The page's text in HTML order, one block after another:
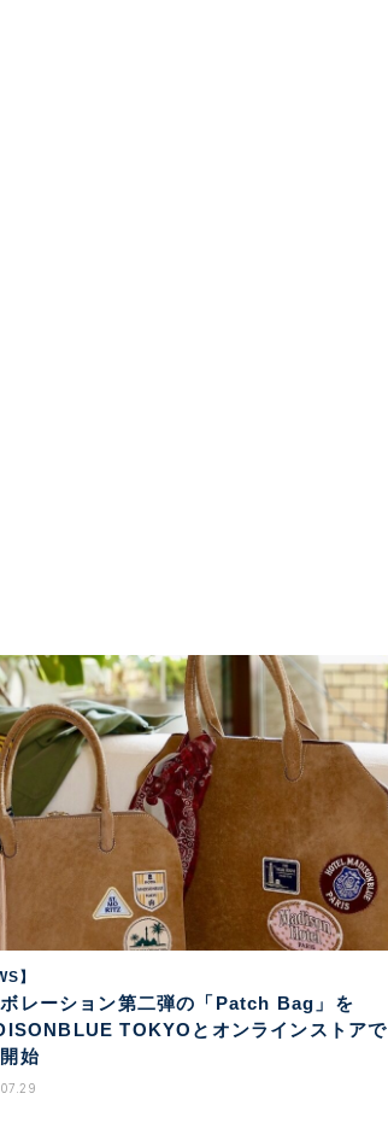
】
レーション第二弾の「Patch Bag」を
TOKYOとオンラインストアで
始